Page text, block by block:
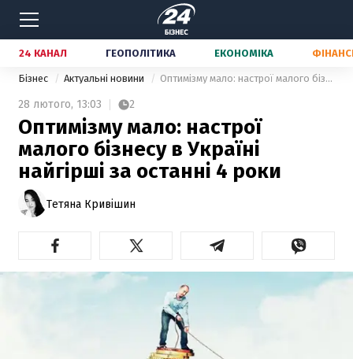
24 КАНАЛ ГЕОПОЛІТИКА ЕКОНОМІКА
Бізнес Актуальні новини Оптимізму мало: настрої малого бізнесу в Україні найгірші за останні 4 роки
28 лютого, 13:03 2
Оптимізму мало: настрої
малого бізнесу в Україні
найгірші за останні 4 роки
Тетяна Кривішин